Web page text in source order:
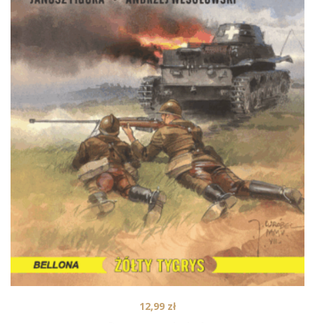
12,99 zł